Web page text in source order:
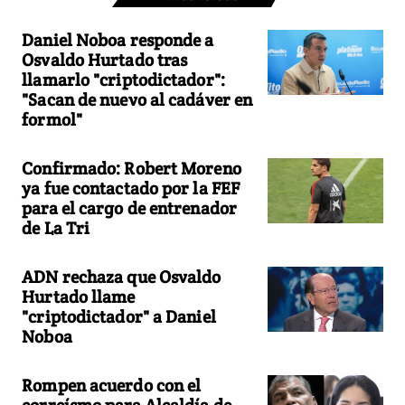
Daniel Noboa responde a
Osvaldo Hurtado tras
llamarlo "criptodictador":
"Sacan de nuevo al cadáver en
formol"
Confirmado: Robert Moreno
ya fue contactado por la FEF
para el cargo de entrenador
de La Tri
ADN rechaza que Osvaldo
Hurtado llame
"criptodictador" a Daniel
Noboa
Rompen acuerdo con el